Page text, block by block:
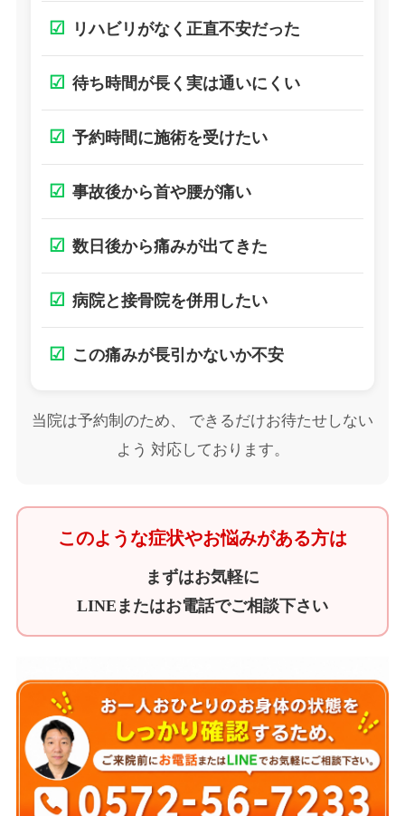
☑ リハビリがなく正直不安だった
☑ 待ち時間が長く実は通いにくい
☑ 予約時間に施術を受けたい
☑ 事故後から首や腰が痛い
☑ 数日後から痛みが出てきた
☑ 病院と接骨院を併用したい
☑ この痛みが長引かないか不安
当院は予約制のため、 できるだけお待たせしない
よう 対応しております。
このような症状やお悩みがある方は
まずはお気軽に
LINEまたはお電話でご相談下さい